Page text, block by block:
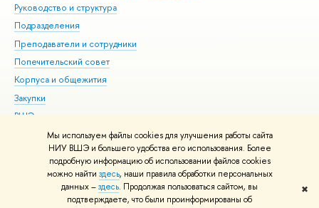
Мы используем файлы cookies для улучшения работы сайта
НИУ ВШЭ и большего удобства его использования. Более
подробную информацию об использовании файлов cookies
можно найти здесь, наши правила обработки персональных
данных –здесь. Продолжая пользоваться сайтом, вы
подтверждаете, что были проинформированы об
✖
Руководство и структура
Подразделения
Преподаватели и сотрудники
Попечительский совет
Корпуса и общежития
Закупки
ВШЭ для студентов с ограниченными возможностями
здоровья и инвалидностью
Версия для слабовидящих
Единая платежная страница